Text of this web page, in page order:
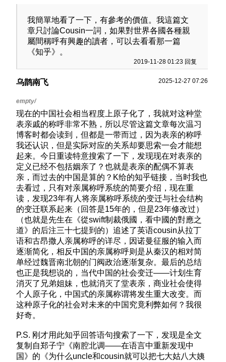
我簡單地看了一下，有參考的價值。我這篇文
章只討論Cousin一詞，如果對世界各國各種親
屬間稱呼有興趣的讀者，可以去看看那一篇
《知乎》。
2019-11-28 01:23 回复
乌鹊南飞 2025-12-27 07:26
现在的中国社会相当程度上原子化了，我就对这种堂
表亲戚的称呼非常不熟，所以尽管这篇文章每次温习
博客时都会读到，但都是一带而过，因为表亲的称呼
我还认识，但是实际对应的关系却要思索一会才能想
起来。今日重读特意搜索了一下，发现现在对表亲的
定义已经不包括姻亲了？也就是表亲的配偶不算表
亲，而过去的中国是算的？K给的知乎链接，当时我也
去看过，只有对亲属称呼系统的简要介绍，现在重
读，发现23年有人将亲属称呼系统的变迁与社会结构
的变迁联系起来（回答是15年的，但是23年修改过）
（也就是先生在《從swift制裁俄國，看中國的對應之
道》的后注三十七提到的）追述了英语cousin从拉丁
语和古昂撒人亲属称呼的详尽，因诺曼征服的输入而
逐渐简化，相反中国的亲属称呼则是从秦汉的相对简
单经过魏晋南北朝的门阀政治逐渐复杂。最后的总结
也正是我想说的，当代中国的社会变迁——计划生育
消灭了兄弟姐妹，也就消灭了堂表亲，商业社会使得
个人原子化，中国式的亲属称谓将发生重大改变。而
这种原子化的社会对未来的中国究竟利弊如何？我很
好奇。
P.S. 刚才用此知乎回答语句搜索了一下，发现是全文
复制自郑子宁《南腔北调——在语言中重新发现中
国》的《为什么uncle和cousin就可以把七大姑八大姨